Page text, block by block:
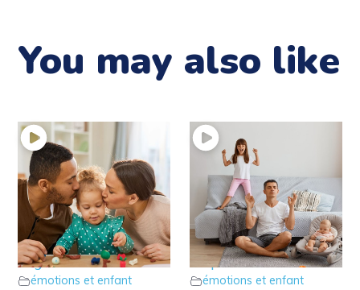
You may also like
6 – L’enfant ne
comprend pas les
négations
émotions et enfant
5 – Quelques conseils
pour gérer son stress
de parent
émotions et enfant